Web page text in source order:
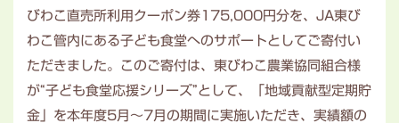
びわこ直売所利用クーポン券175,000円分を、JA東び
わこ管内にある子ども食堂へのサポートとしてご寄付い
ただきました。このご寄付は、東びわこ農業協同組合様
が“子ども食堂応援シリーズ”として、「地域貢献型定期貯
金」を本年度5月～7月の期間に実施いただき、実績額の